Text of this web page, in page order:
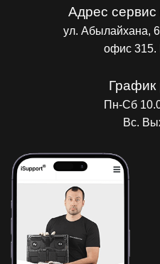
Адрес
ул. Абылайхана,
офис 315.
График
Пн-Сб
Вс.